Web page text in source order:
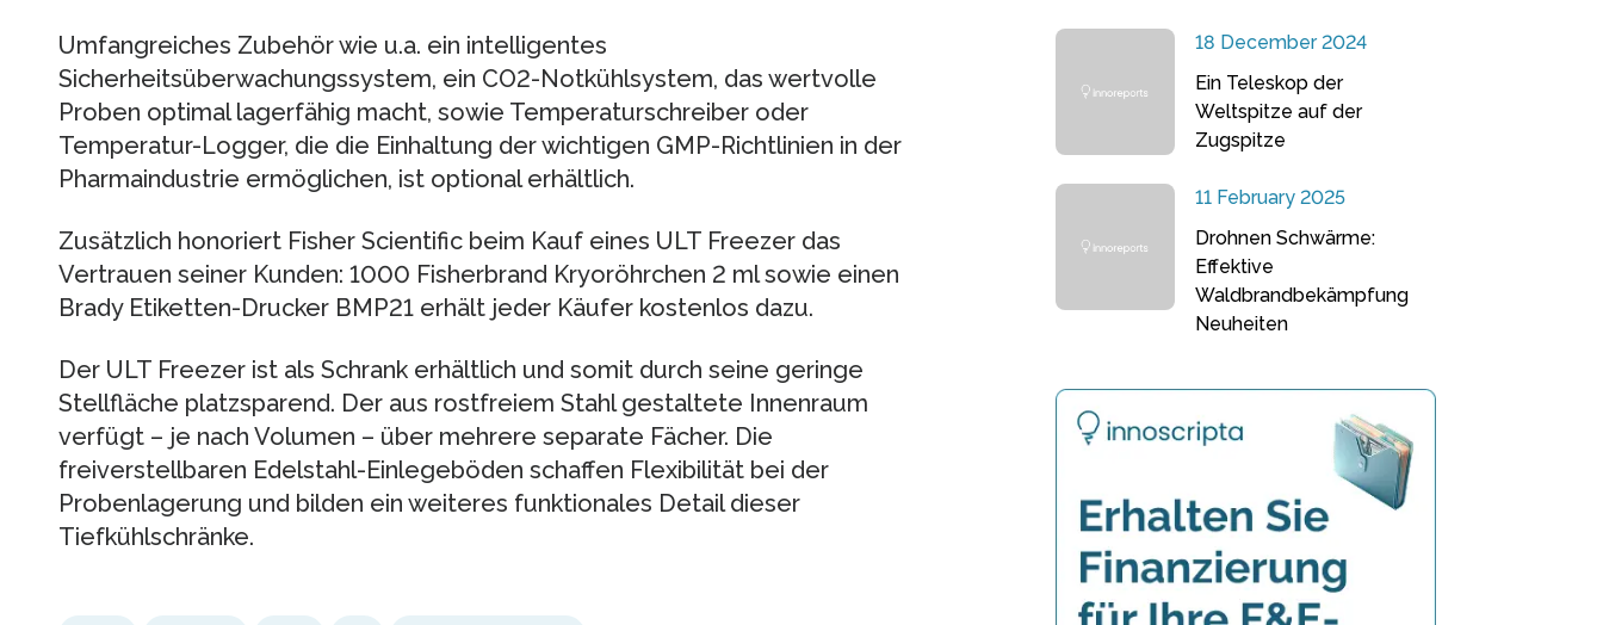
Umfangreiches Zubehör wie u.a. ein intelligentes
Sicherheitsüberwachungssystem, ein CO2-Notkühlsystem, das wertvolle
Proben optimal lagerfähig macht, sowie Temperaturschreiber oder
Temperatur-Logger, die die Einhaltung der wichtigen GMP-Richtlinien in der
Pharmaindustrie ermöglichen, ist optional erhältlich.
Zusätzlich honoriert Fisher Scientific beim Kauf eines ULT Freezer das
Vertrauen seiner Kunden: 1000 Fisherbrand Kryoröhrchen 2 ml sowie einen
Brady Etiketten-Drucker BMP21 erhält jeder Käufer kostenlos dazu.
Der ULT Freezer ist als Schrank erhältlich und somit durch seine geringe
Stellfläche platzsparend. Der aus rostfreiem Stahl gestaltete Innenraum
verfügt – je nach Volumen – über mehrere separate Fächer. Die
freiverstellbaren Edelstahl-Einlegeböden schaffen Flexibilität bei der
Probenlagerung und bilden ein weiteres funktionales Detail dieser
Tiefkühlschränke.
18 December 2024
Ein Teleskop der
Weltspitze auf der
Zugspitze
11 February 2025
Drohnen Schwärme:
Effektive
Waldbrandbekämpfung
Neuheiten